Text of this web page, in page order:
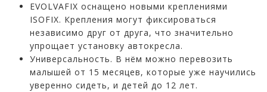
EVOLVAFIX оснащено новыми креплениями
ISOFIX. Крепления могут фиксироваться
независимо друг от друга, что значительно
упрощает установку автокресла.
Универсальность. В нём можно перевозить
малышей от 15 месяцев, которые уже научились
уверенно сидеть, и детей до 12 лет.